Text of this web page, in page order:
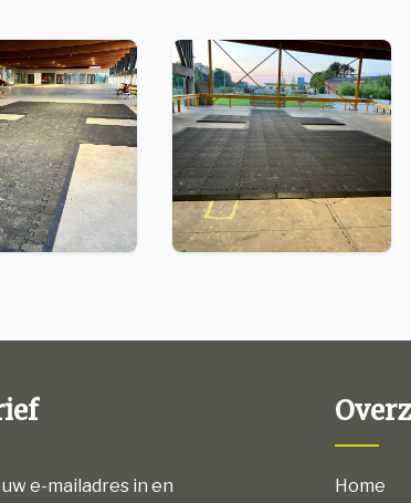
e-mailadres in en
Home